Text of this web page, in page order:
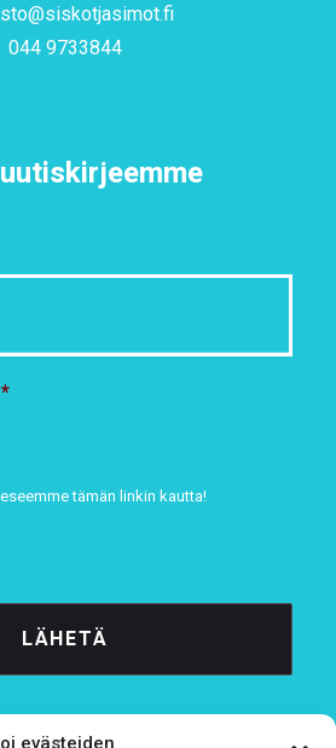
evästeiden
044 9733844
*
tämän linkin kautta!